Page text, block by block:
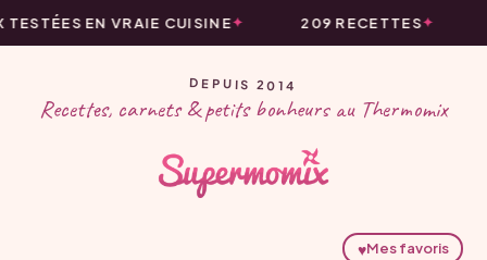
EN VRAIE CUISINE 209 RECETTES
DEPUIS 2014
Recettes, carnets & petits bonheurs au Thermomix
♥Mes favoris